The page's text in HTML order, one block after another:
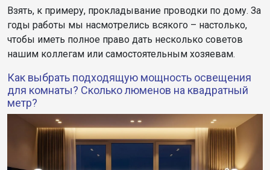
Взять, к примеру, прокладывание проводки по дому. За
годы работы мы насмотрелись всякого – настолько,
чтобы иметь полное право дать несколько советов
нашим коллегам или самостоятельным хозяевам.
Как выбрать подходящую мощность освещения
для комнаты? Сколько люменов на квадратный
метр?